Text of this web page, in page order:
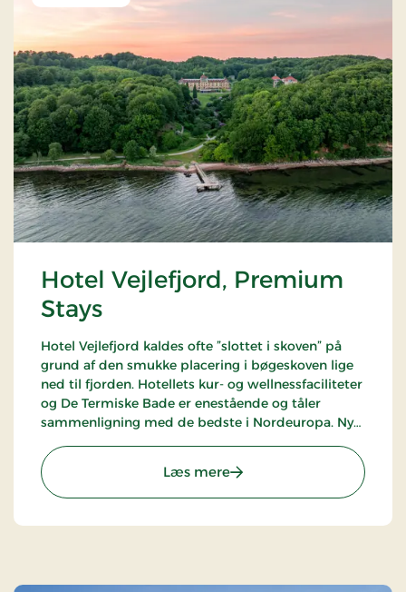
Hotel Vejlefjord, Premium
Stays
Hotel Vejlefjord kaldes ofte ”slottet i skoven” på
grund af den smukke placering i bøgeskoven lige
ned til fjorden. Hotellets kur- og wellnessfaciliteter
og De Termiske Bade er enestående og tåler
sammenligning med de bedste i Nordeuropa. Nyd
naturoplevelser og frisk luft.
Læs mere: Hotel Vejlefjord,